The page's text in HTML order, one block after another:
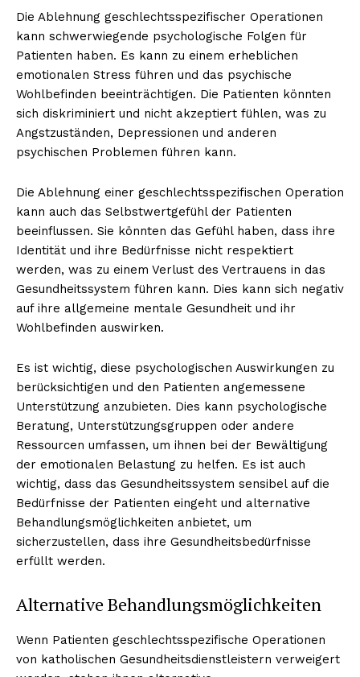
Die Ablehnung geschlechtsspezifischer Operationen
kann schwerwiegende psychologische Folgen für
Patienten haben. Es kann zu einem erheblichen
emotionalen Stress führen und das psychische
Wohlbefinden beeinträchtigen. Die Patienten könnten
sich diskriminiert und nicht akzeptiert fühlen, was zu
Angstzuständen, Depressionen und anderen
psychischen Problemen führen kann.
Die Ablehnung einer geschlechtsspezifischen Operation
kann auch das Selbstwertgefühl der Patienten
beeinflussen. Sie könnten das Gefühl haben, dass ihre
Identität und ihre Bedürfnisse nicht respektiert
werden, was zu einem Verlust des Vertrauens in das
Gesundheitssystem führen kann. Dies kann sich negativ
auf ihre allgemeine mentale Gesundheit und ihr
Wohlbefinden auswirken.
Es ist wichtig, diese psychologischen Auswirkungen zu
berücksichtigen und den Patienten angemessene
Unterstützung anzubieten. Dies kann psychologische
Beratung, Unterstützungsgruppen oder andere
Ressourcen umfassen, um ihnen bei der Bewältigung
der emotionalen Belastung zu helfen. Es ist auch
wichtig, dass das Gesundheitssystem sensibel auf die
Bedürfnisse der Patienten eingeht und alternative
Behandlungsmöglichkeiten anbietet, um
sicherzustellen, dass ihre Gesundheitsbedürfnisse
erfüllt werden.
Alternative Behandlungsmöglichkeiten
Wenn Patienten geschlechtsspezifische Operationen
von katholischen Gesundheitsdienstleistern verweigert